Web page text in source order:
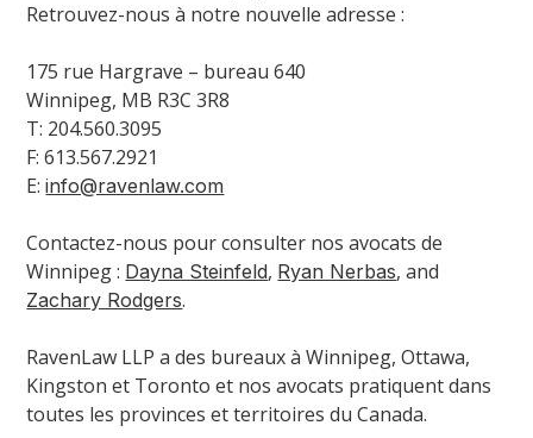
Retrouvez-nous à notre nouvelle adresse :
175 rue Hargrave – bureau 640
Winnipeg, MB R3C 3R8
T: 204.560.3095
F: 613.567.2921
E:info@ravenlaw.com
Contactez-nous pour consulter nos avocats de
Winnipeg : Dayna Steinfeld, Ryan Nerbas, and
Zachary Rodgers.
RavenLaw LLP a des bureaux à Winnipeg, Ottawa,
Kingston et Toronto et nos avocats pratiquent dans
toutes les provinces et territoires du Canada.